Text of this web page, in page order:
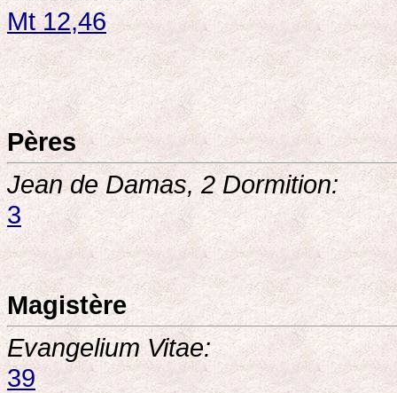
Mt 12,46
Pères
Jean de Damas, 2 Dormition:
3
Magistère
Evangelium Vitae:
39